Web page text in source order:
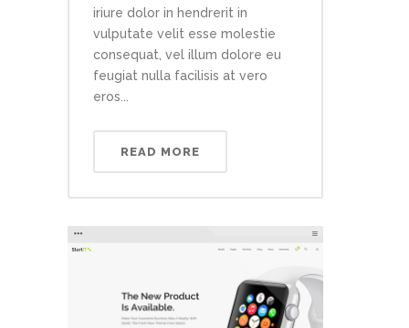
iriure dolor in hendrerit in
vulputate velit esse molestie
consequat, vel illum dolore eu
feugiat nulla facilisis at vero
eros...
READ MORE